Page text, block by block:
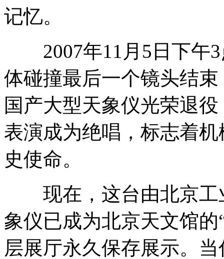
记忆。
2007年11月5日下午3
体碰撞最后一个镜头结
国产大型天象仪光荣退
表演成为绝唱，标志着
史使命。
现在，这台由北京工
象仪已成为北京天文馆
层展厅永久保存展示。